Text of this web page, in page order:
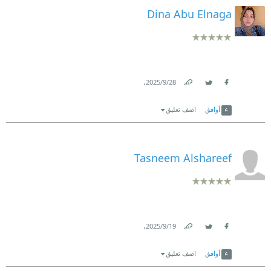
Dina Abu Elnaga
28‏/9‏/2025
.
أوافق اضف تعليق
Tasneem Alshareef
19‏/9‏/2025
.
أوافق اضف تعليق